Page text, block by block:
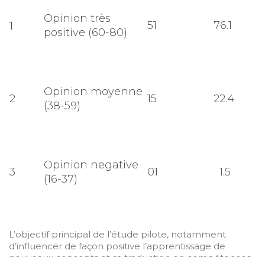
1
Opinion très
positive (60-80)
51 76.1
2
Opinion moyenne
(38-59)
15 22.4
3
Opinion negative
(16-37)
01 1.5
L’objectif principal de l’étude pilote, notamment
d’influencer de façon positive l’apprentissage de